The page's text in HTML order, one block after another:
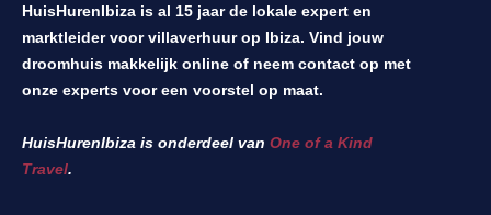
HuisHurenIbiza is al 15 jaar de lokale expert en
marktleider voor villaverhuur op Ibiza. Vind jouw
droomhuis makkelijk online of neem contact op met
onze experts voor een voorstel op maat.
HuisHurenIbiza is onderdeel van One of a Kind
Travel.